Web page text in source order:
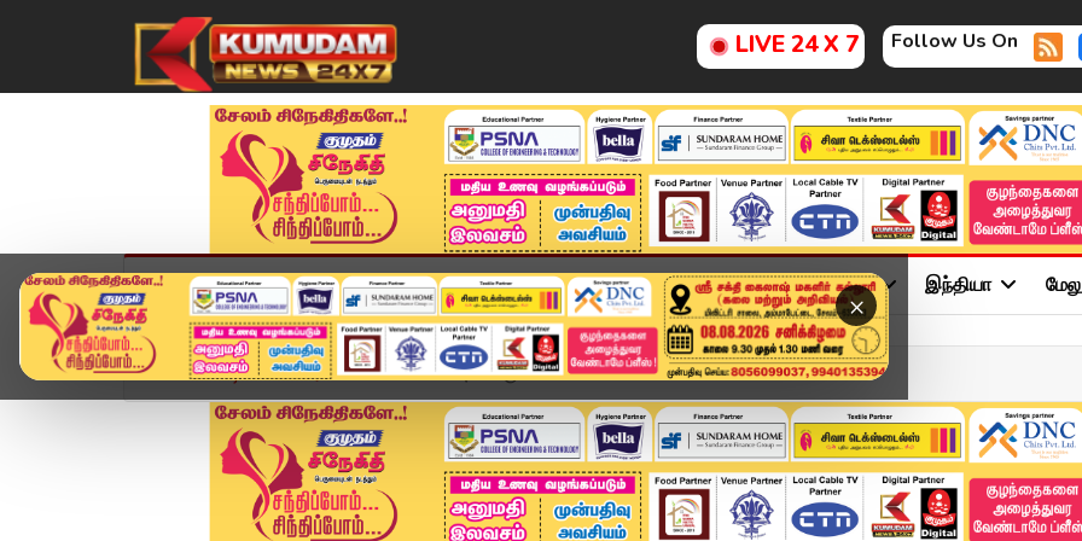
LIVE 24 X 7 Follow Us On
×
முகப்பு விளையாட்டு அண்மை தமிழ்நாடு சினிமா அரசியல் விளையாட்டு இந்தியா
Home வீடியோ ஸ்டோரி வங்கக்கடலில் புயல் உருவாக வாய்ப்பில்லை – வானிலை...